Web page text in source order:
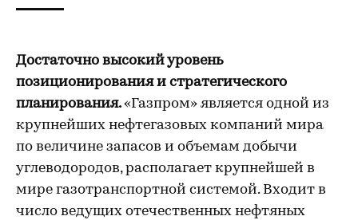
Достаточно высокий уровень
позиционирования и стратегического
планирования.«Газпром» является одной из
крупнейших нефтегазовых компаний мира
по величине запасов и объемам добычи
углеводородов, располагает крупнейшей в
мире газотранспортной системой. Входит в
число ведущих отечественных нефтяных